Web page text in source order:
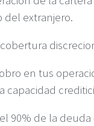
del extranjero.
en tus
capacidad
90% de la